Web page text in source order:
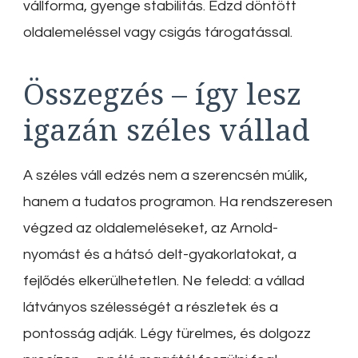
vállforma, gyenge stabilitás. Edzd döntött
oldalemeléssel vagy csigás tárogatással.
Összegzés – így lesz
igazán széles vállad
A széles váll edzés nem a szerencsén múlik,
hanem a tudatos programon. Ha rendszeresen
végzed az oldalemeléseket, az Arnold-
nyomást és a hátsó delt-gyakorlatokat, a
fejlődés elkerülhetetlen. Ne feledd: a vállad
látványos szélességét a részletek és a
pontosság adják. Légy türelmes, és dolgozz